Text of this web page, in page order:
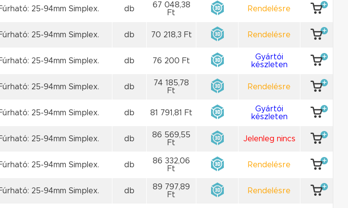
25-94mm Simplex. db
67 048,38
Ft
Rendelésre
25-94mm Simplex. db 70 218,3 Ft Rendelésre
25-94mm Simplex. db 76 200 Ft
Gyártói
készleten
25-94mm Simplex. db
74 185,78
Ft
Rendelésre
25-94mm Simplex. db 81 791,81 Ft
Gyártói
készleten
25-94mm Simplex. db
86 569,55
Ft
Jelenleg nincs
25-94mm Simplex. db
86 332,06
Ft
Rendelésre
25-94mm Simplex. db
89 797,89
Ft
Rendelésre